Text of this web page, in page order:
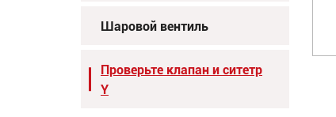
Шаровой вентиль
Проверьте клапан и ситетр
Y